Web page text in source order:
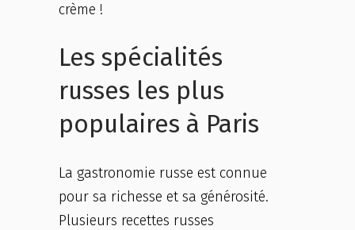
crème !
Les spécialités
russes les plus
populaires à Paris
La gastronomie russe est connue
pour sa richesse et sa générosité.
Plusieurs recettes russes